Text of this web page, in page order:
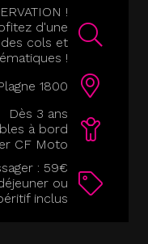
!
d'une
cols et
!
1800
Dès 3 ans
à bord
CF Moto
: 59€
ou
inclus